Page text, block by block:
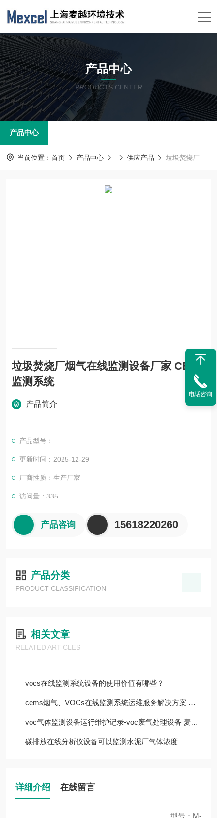
产品中心
PRODUCTS CENTER
产品中心
当前位置： 首页 产品中心 供应产品 垃圾焚烧厂烟气在线监测设备厂家 CEMS监测系统
垃圾焚烧厂烟气在线监测设备厂家 CEMS
监测系统
产品简介
产品型号：
更新时间：2025-12-29
厂商性质：生产厂家
访问量：335
产品咨询 15618220260
产品分类
PRODUCT CLASSIFICATION
相关文章
RELATED ARTICLES
vocs在线监测系统设备的使用价值有哪些？
cems烟气、VOCs在线监测系统运维服务解决方案 上海麦越
voc气体监测设备运行维护记录-voc废气处理设备 麦越环境
碳排放在线分析仪设备可以监测水泥厂气体浓度
详细介绍 在线留言
型号：M-
电话咨询